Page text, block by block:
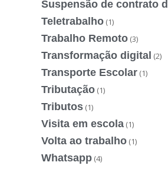
Suspensão de contrato
Teletrabalho (1)
Trabalho Remoto (3)
Transformação digital (2)
Transporte Escolar (1)
Tributação (1)
Tributos (1)
Visita em escola (1)
Volta ao trabalho (1)
Whatsapp (4)